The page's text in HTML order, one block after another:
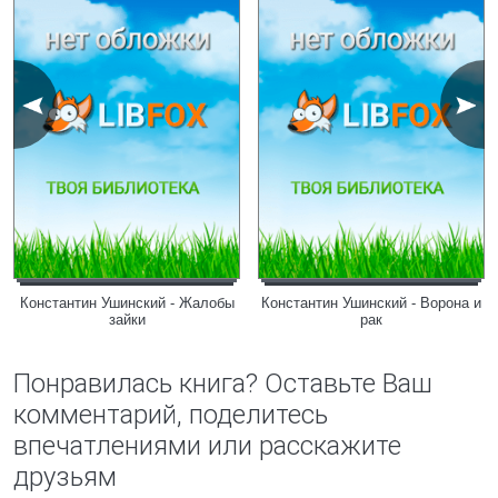
Константин Ушинский - Жалобы
зайки
Константин Ушинский - Ворона и
рак
Понравилась книга? Оставьте Ваш
комментарий, поделитесь
впечатлениями или расскажите
друзьям